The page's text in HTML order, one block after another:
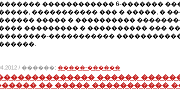
������������ 6-�������
����������� ��� � �����, �
����� � ����������
��������� � ���������� ���
�����������
/ ������: �����-������
������
�� ����� �����������